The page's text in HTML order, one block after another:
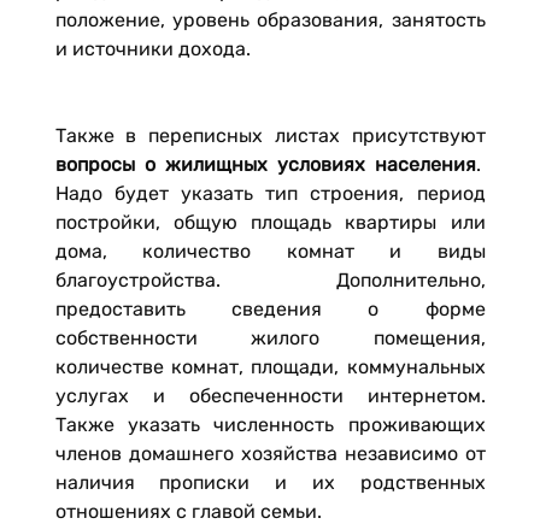
положение, уровень образования, занятость
и источники дохода.
Также в переписных листах присутствуют
вопросы о жилищных условиях населения.
Надо будет указать тип строения, период
постройки, общую площадь квартиры или
дома, количество комнат и виды
благоустройства. Дополнительно,
предоставить сведения о форме
собственности жилого помещения,
количестве комнат, площади, коммунальных
услугах и обеспеченности интернетом.
Также указать численность проживающих
членов домашнего хозяйства независимо от
наличия прописки и их родственных
отношениях с главой семьи.